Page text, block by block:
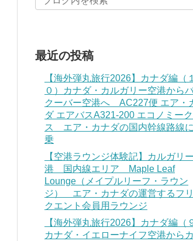
最近の投稿
【海外弾丸旅行2026】カナダ編（１
０）カナダ・カルガリー空港から
クーバー空港へ AC227便 エア・
ダ エアバスA321-200 エコノミー
ス エア・カナダの国内幹線路線
乗
【空港ラウンジ体験記】カルガリ
港 国内線エリア Maple Leaf
Lounge（メイプルリーフ・ラウン
ジ） エア・カナダの運営するフ
クエント会員用ラウンジ
【海外弾丸旅行2026】カナダ編（
カナダ・イエローナイフ空港から